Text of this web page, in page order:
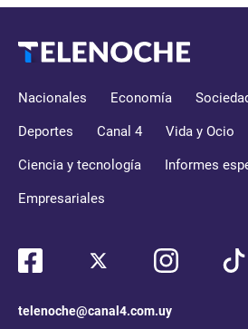
Nacionales Economía
Deportes Canal 4 Vida y Ocio
Ciencia y tecnología Informes
Empresariales
telenoche@canal4.com.uy